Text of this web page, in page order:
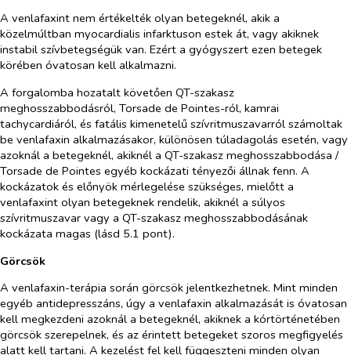
A venlafaxint nem értékelték olyan betegeknél, akik a
közelmúltban myocardialis infarktuson estek át, vagy akiknek
instabil szívbetegségük van. Ezért a gyógyszert ezen betegek
körében óvatosan kell alkalmazni.
A forgalomba hozatalt követően QT-szakasz
meghosszabbodásról, Torsade de Pointes-ról, kamrai
tachycardiáról, és fatális kimenetelű szívritmuszavarról számoltak
be venlafaxin alkalmazásakor, különösen túladagolás esetén, vagy
azoknál a betegeknél, akiknél a QT-szakasz meghosszabbodása /
Torsade de Pointes egyéb kockázati tényezői állnak fenn. A
kockázatok és előnyök mérlegelése szükséges, mielőtt a
venlafaxint olyan betegeknek rendelik, akiknél a súlyos
szívritmuszavar vagy a QT-szakasz meghosszabbodásának
kockázata magas (lásd 5.1 pont).
Görcsök
A venlafaxin-terápia során görcsök jelentkezhetnek. Mint minden
egyéb antidepresszáns, úgy a venlafaxin alkalmazását is óvatosan
kell megkezdeni azoknál a betegeknél, akiknek a kórtörténetében
görcsök szerepelnek, és az érintett betegeket szoros megfigyelés
alatt kell tartani. A kezelést fel kell függeszteni minden olyan